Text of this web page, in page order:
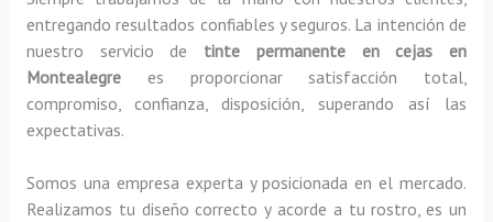
entregando resultados confiables y seguros. La intención de
nuestro servicio de tinte permanente en cejas en
Montealegre es proporcionar satisfacción total,
compromiso, confianza, disposición, superando así las
expectativas.
Somos una empresa experta y posicionada en el mercado.
Realizamos tu diseño correcto y acorde a tu rostro, es un